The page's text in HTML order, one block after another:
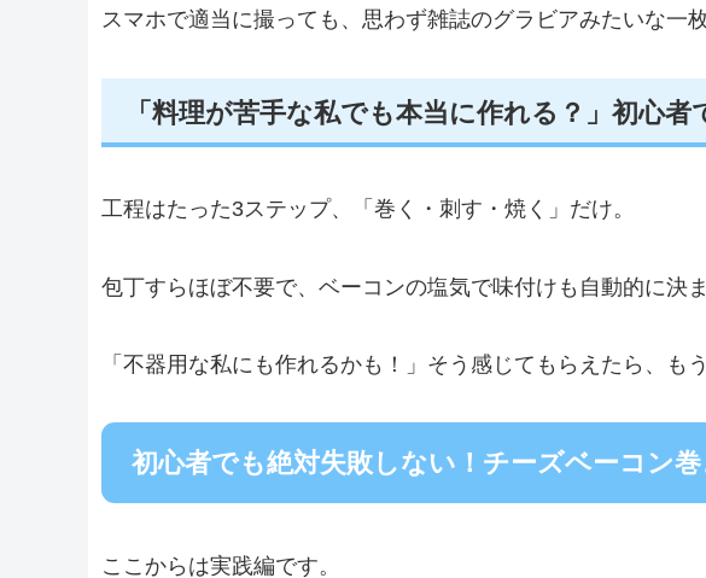
スマホで適当に撮っても、思わず雑誌のグラビアみたいな一
「料理が苦手な私でも本当に作れる？」初心者
工程はたった3ステップ、「巻く・刺す・焼く」だけ。
包丁すらほぼ不要で、ベーコンの塩気で味付けも自動的に決ま
「不器用な私にも作れるかも！」そう感じてもらえたら、も
初心者でも絶対失敗しない！チーズベーコン
ここからは実践編です。